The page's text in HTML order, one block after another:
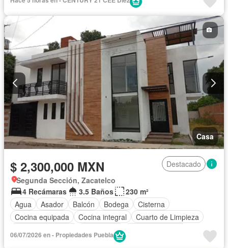
Casa
$ 2,300,000 MXN
Destacado
Segunda Sección, Zacatelco
4 Recámaras
3.5 Baños
230 m²
Agua
Asador Balcón Bodega
Cisterna
Cocina equipada
Cocina integral
Cuarto de Limpieza
Electricidad
Recámara con closet
06/07/2026 en - Propiedades Puebla